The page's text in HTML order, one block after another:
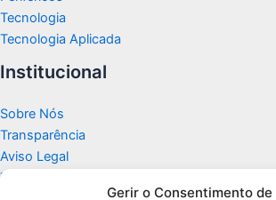
Gerir o Consentimento de
Tecnologia
Tecnologia Aplicada
Institucional
Sobre Nós
Transparência
Aviso Legal
Termos de Uso